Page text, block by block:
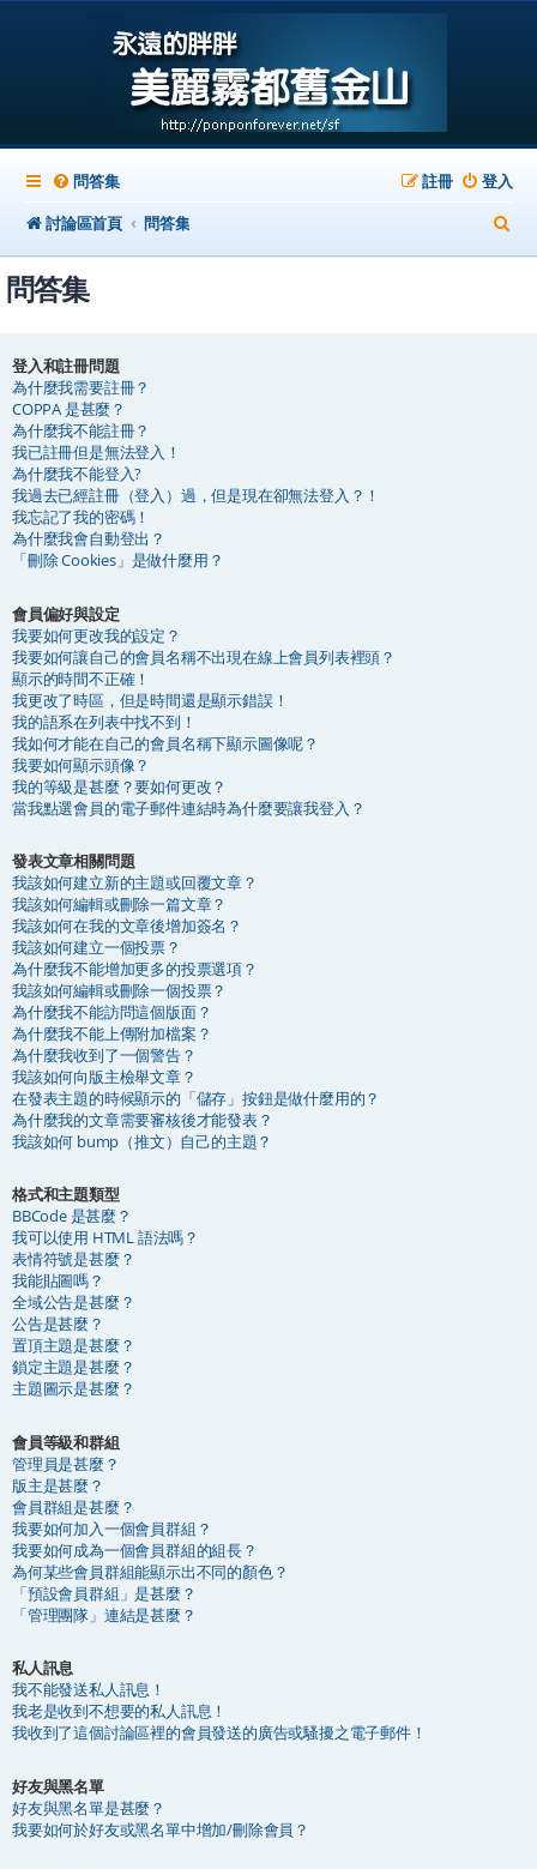
問答集 登入
註冊
討論區首頁
問答集
尋
問答集
登入和註冊問題
為什麼我需要註冊？
COPPA 是甚麼？
為什麼我不能註冊？
我已註冊但是無法登入！
為什麼我不能登入?
我過去已經註冊（登入）過，但是現在卻無法登入？！
我忘記了我的密碼！
為什麼我會自動登出？
「刪除 Cookies」是做什麼用？
會員偏好與設定
我要如何更改我的設定？
我要如何讓自己的會員名稱不出現在線上會員列表裡頭？
顯示的時間不正確！
我更改了時區，但是時間還是顯示錯誤！
我的語系在列表中找不到！
我如何才能在自己的會員名稱下顯示圖像呢？
我要如何顯示頭像？
我的等級是甚麼？要如何更改？
當我點選會員的電子郵件連結時為什麼要讓我登入？
發表文章相關問題
我該如何建立新的主題或回覆文章？
我該如何編輯或刪除一篇文章？
我該如何在我的文章後增加簽名？
我該如何建立一個投票？
為什麼我不能增加更多的投票選項？
我該如何編輯或刪除一個投票？
為什麼我不能訪問這個版面？
為什麼我不能上傳附加檔案？
為什麼我收到了一個警告？
我該如何向版主檢舉文章？
在發表主題的時候顯示的「儲存」按鈕是做什麼用的？
為什麼我的文章需要審核後才能發表？
我該如何 bump（推文）自己的主題？
格式和主題類型
BBCode 是甚麼？
我可以使用 HTML 語法嗎？
表情符號是甚麼？
我能貼圖嗎？
全域公告是甚麼？
公告是甚麼？
置頂主題是甚麼？
鎖定主題是甚麼？
主題圖示是甚麼？
會員等級和群組
管理員是甚麼？
版主是甚麼？
會員群組是甚麼？
我要如何加入一個會員群組？
我要如何成為一個會員群組的組長？
為何某些會員群組能顯示出不同的顏色？
「預設會員群組」是甚麼？
「管理團隊」連結是甚麼？
私人訊息
我不能發送私人訊息！
我老是收到不想要的私人訊息！
我收到了這個討論區裡的會員發送的廣告或騷擾之電子郵件！
好友與黑名單
好友與黑名單是甚麼？
我要如何於好友或黑名單中增加/刪除會員？